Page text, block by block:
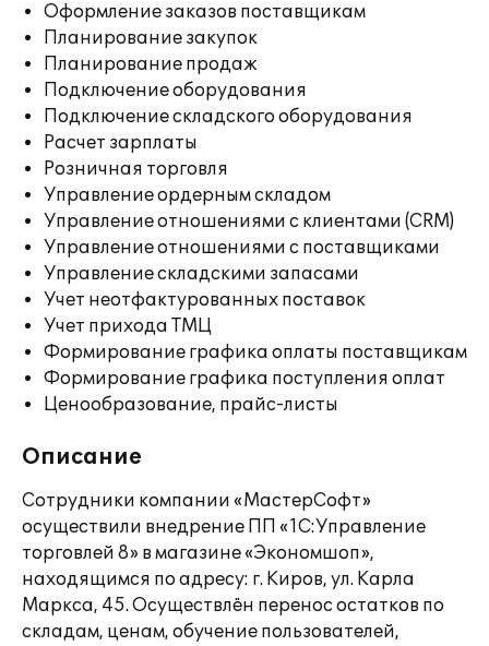
Оформление заказов поставщикам
Планирование закупок
Планирование продаж
Подключение оборудования
Подключение складского оборудования
Расчет зарплаты
Розничная торговля
Управление ордерным складом
Управление отношениями с клиентами (CRM)
Управление отношениями с поставщиками
Управление складскими запасами
Учет неотфактурованных поставок
Учет прихода ТМЦ
Формирование графика оплаты поставщикам
Формирование графика поступления оплат
Ценообразование, прайс-листы
Описание
Сотрудники компании «МастерСофт»
осуществили внедрение ПП «1С:Управление
торговлей 8» в магазине «Экономшоп»,
находящимся по адресу: г. Киров, ул. Карла
Маркса, 45. Осуществлён перенос остатков по
складам, ценам, обучение пользователей,